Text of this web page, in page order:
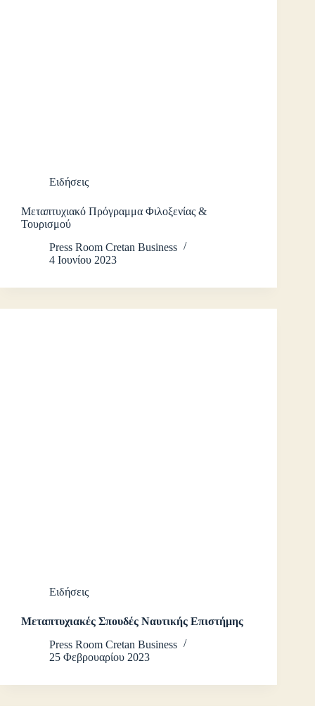
Ειδήσεις
Μεταπτυχιακό Πρόγραμμα Φιλοξενίας &
Τουρισμού
Press Room Cretan Business
4 Ιουνίου 2023
Ειδήσεις
Μεταπτυχιακές Σπουδές Ναυτικής Επιστήμης
Press Room Cretan Business
25 Φεβρουαρίου 2023